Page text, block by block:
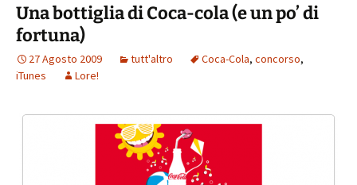
Una bottiglia di Coca-cola (e un po’ di
fortuna)
27 Agosto 2009 tutt'altro Coca-Cola, concorso,
iTunes
Lore!